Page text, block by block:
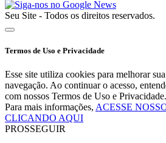
Seu Site - Todos os direitos reservados.
Termos de Uso e Privacidade
Esse site utiliza cookies para melhorar
navegação. Ao continuar o acesso,
com nossos Termos de Uso e Privacidade.
Para mais informações, ACESSE
CLICANDO AQUI
PROSSEGUIR